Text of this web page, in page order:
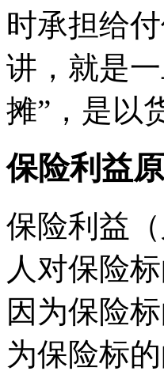
时承担给
讲，就是
摊”，是以
保险利益
保险利益
人对保险
因为保险
为保险标